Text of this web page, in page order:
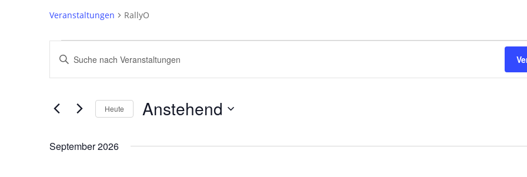
Veranstaltungen RallyO
Suche
und
Navigation
Bitte
Schlüsselwort
eingeben.
nach
Heute Anstehend
September 2026